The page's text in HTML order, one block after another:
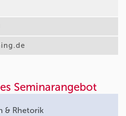
Seminarangebot
& Rhetorik